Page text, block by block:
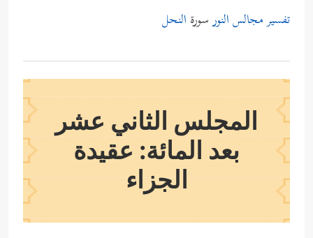
تفسير مجالس النورسورة النحل
المجلس الثاني عشر
بعد المائة: عقيدة
الجزاء